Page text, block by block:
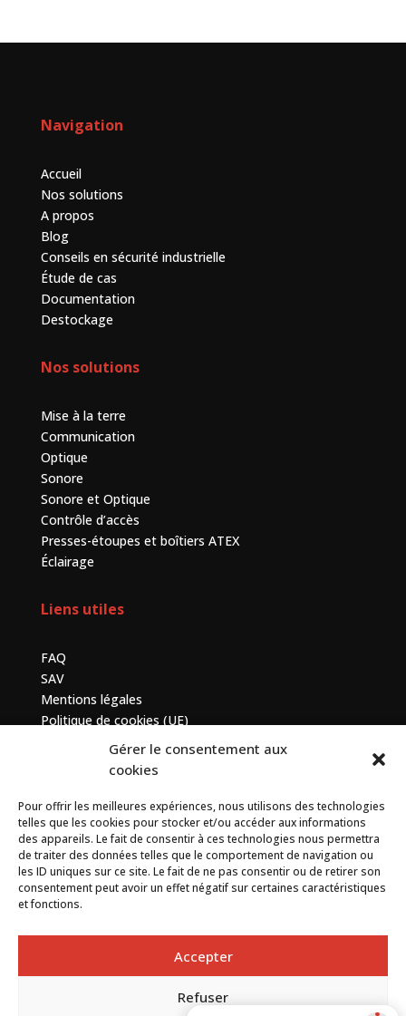
Gérer le consentement aux
cookies
Pour offrir les meilleures expériences, nous utilisons des technologies
telles que les cookies pour stocker et/ou accéder aux informations
des appareils. Le fait de consentir à ces technologies nous permettra
de traiter des données telles que le comportement de navigation ou
les ID uniques sur ce site. Le fait de ne pas consentir ou de retirer son
consentement peut avoir un effet négatif sur certaines caractéristiques
et fonctions.
Accepter
Refuser
Navigation
Accueil
Nos solutions
A propos
Blog
Conseils en sécurité industrielle
Étude de cas
Documentation
Destockage
Nos solutions
Mise à la terre
Communication
Optique
Sonore
Sonore et Optique
Contrôle d’accès
Presses-étoupes et boîtiers ATEX
Éclairage
Liens utiles
FAQ
SAV
Mentions légales
Politique de cookies (UE)
Contactez-nous
7 bis avenue de la Baltique, ZA de Courtabœuf, 91140
Villebon sur Yvette
+33 (0) 1 69 75 20 90
Contact